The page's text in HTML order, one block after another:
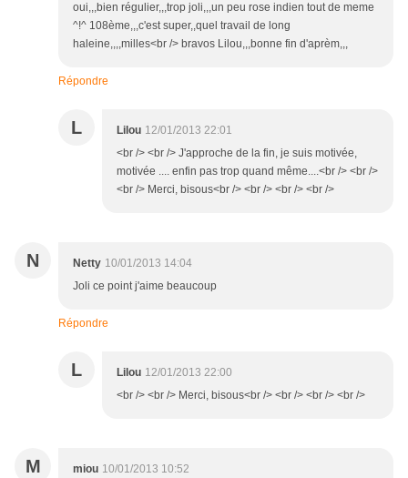
oui,,,bien régulier,,,trop joli,,,un peu rose indien tout de meme
^!^ 108ème,,,c'est super,,quel travail de long
haleine,,,,milles<br /> bravos Lilou,,,bonne fin d'aprèm,,,
Répondre
L Lilou 12/01/2013 22:01
<br /> <br /> J'approche de la fin, je suis motivée,
motivée .... enfin pas trop quand même....<br /> <br />
<br /> Merci, bisous<br /> <br /> <br /> <br />
N Netty 10/01/2013 14:04
Joli ce point j'aime beaucoup
Répondre
L Lilou 12/01/2013 22:00
<br /> <br /> Merci, bisous<br /> <br /> <br /> <br />
M miou 10/01/2013 10:52